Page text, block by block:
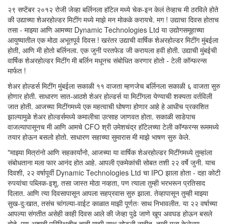
२९ सप्टेंबर २०१२ रोजी जेव्हा बर्लिनला हॉटेल मध्ये चेक-इन केलं तेव्हाच मी ठरविले होते
की उद्याच्या शेअरहोल्डर मिटींग मध्ये माझे मन मोकळे करायचे. मग ! उद्याचा दिवस होताच
तसा - माझ्या आणि आमच्या Dynamic Technologies Ltd या उद्योगसमूहाच्या
आयुष्यातील एक मोठा अभूतपूर्व दिवस ! खरंतर उद्याची वार्षिक शेअरहोल्डर मिटींग मुंबईला
होती, आणि मी होतो बर्लिनला. एक जुनी परतफेड जी करायला हवी होती. उद्याची मुंबईची
वार्षिक शेअरहोल्डर मिटींग मी बर्लिन मधूनच संबोधित करणार होतो - टेली कॉन्फरन्स
मार्फत !
शेअर होल्डर्स मिटींग मुंबईला सकाळी ११ वाजता म्हणजेच बर्लिनला सकाळी ६ वाजता सुरु
होणार होती. साधारण सात-आठशे शेअर होल्डर्स या मिटींगला येण्याची शक्यता वर्तविली
जात होती. आजच्या मिटींगमध्ये एक महत्वाची घोषणा होणार आहे हे आधीच प्रकाशित
झाल्यामुळे शेअर होल्डर्समध्ये कमालीचा उत्साह जाणवत होता. सकाळी साडेपाच
वाजल्यापासूनच मी आणि आमचे CFO श्री उमेशचंद्र हॉटेलच्या टेली कॉन्फरन्स रूममध्ये
तयार होऊन बसलो होतो. साधारण सहाच्या सुमारास मी माझे भाषण सुरु केले.
"माझ्या मित्रांनो आणि सहकार्यांनो, आजच्या या वार्षिक शेअरहोल्डर मिटींगमध्ये तुम्हांला
संबोधताना मला फार आनंद होत आहे. आपली एकमेकांची सोबत तशी २२ वर्षे जुनी. याच
दिवशी, २२ वर्षापूर्वी Dynamic Technologies Ltd चा IPO झाला होता - दहा कोटी
रुपयांचा पब्लिक-इशू. तसा जास्त मोठा नव्हता, पण त्याला तुम्ही भरभरून प्रतिसाद
दिलात. आणि त्या दिवसापासून आपला सहप्रवास सुरु झाला. तेव्हापासून तुम्ही माझ्या
सुख-दुःखात, तसंच चांगल्या-वाईट काळात माझी पूर्णतः साथ निभावलीत. या २२ वर्षाच्या
आपल्या संगतीत असेही काही दिवस आले की जेव्हा पुढे जाणे खूप अवघड होऊन बसले